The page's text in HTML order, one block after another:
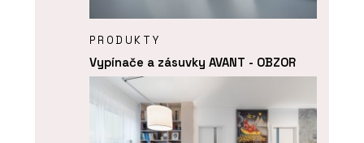
PRODUKTY
Vypínače a zásuvky AVANT - OBZOR